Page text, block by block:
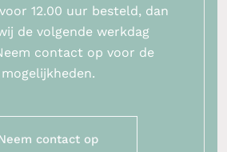
12.00 uur besteld, dan
de volgende werkdag
contact op voor de
mogelijkheden.
contact op